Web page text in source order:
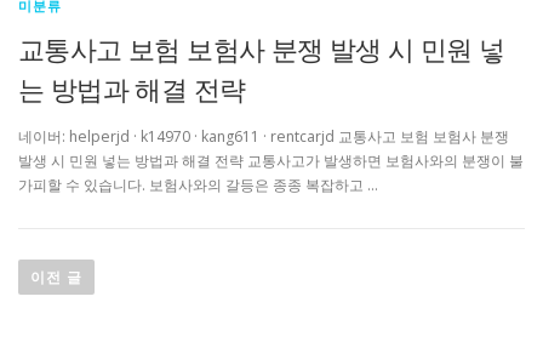
미분류
교통사고 보험 보험사 분쟁 발생 시 민원 넣
는 방법과 해결 전략
네이버: helperjd · k14970 · kang611 · rentcarjd 교통사고 보험 보험사 분쟁
발생 시 민원 넣는 방법과 해결 전략 교통사고가 발생하면 보험사와의 분쟁이 불
가피할 수 있습니다. 보험사와의 갈등은 종종 복잡하고 …
탐
이전 글